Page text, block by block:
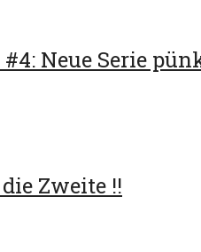
Neue Serie
Zweite !!